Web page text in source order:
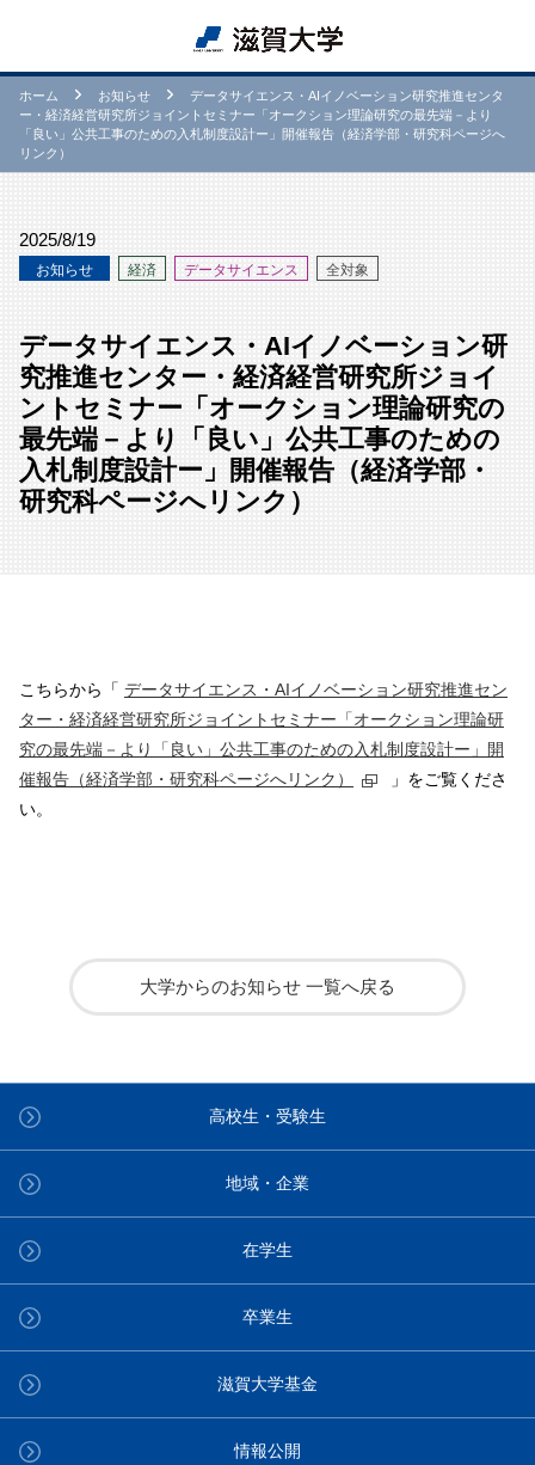
ホーム お知らせ
データサイエンス・AIイノベーション研究推進センタ
ー・経済経営研究所ジョイントセミナー「オークション理論研究の最先端－より
「良い」公共工事のための入札制度設計ー」開催報告（経済学部・研究科ページへ
リンク）
2025/8/19
お知らせ 経済 データサイエンス 全対象
データサイエンス・AIイノベーション研
究推進センター・経済経営研究所ジョイ
ントセミナー「オークション理論研究の
最先端－より「良い」公共工事のための
入札制度設計ー」開催報告（経済学部・
研究科ページへリンク）
こちらから「 データサイエンス・AIイノベーション研究推進セン
ター・経済経営研究所ジョイントセミナー「オークション理論研
究の最先端－より「良い」公共工事のための入札制度設計ー」開
催報告（経済学部・研究科ページへリンク）
」をご覧くださ
い。
大学からのお知らせ 一覧へ戻る
高校生・受験生
地域・企業
在学生
卒業生
滋賀大学基金
情報公開